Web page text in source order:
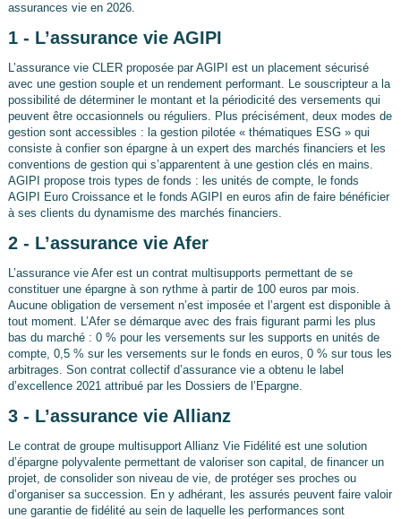
assurances vie en 2026.
1 - L’assurance vie AGIPI
L’assurance vie CLER proposée par AGIPI est un placement sécurisé
avec une gestion souple et un rendement performant. Le souscripteur a la
possibilité de déterminer le montant et la périodicité des versements qui
peuvent être occasionnels ou réguliers. Plus précisément, deux modes de
gestion sont accessibles : la gestion pilotée « thématiques ESG » qui
consiste à confier son épargne à un expert des marchés financiers et les
conventions de gestion qui s’apparentent à une gestion clés en mains.
AGIPI propose trois types de fonds : les unités de compte, le fonds
AGIPI Euro Croissance et le fonds AGIPI en euros afin de faire bénéficier
à ses clients du dynamisme des marchés financiers.
2 - L’assurance vie Afer
L’assurance vie Afer est un contrat multisupports permettant de se
constituer une épargne à son rythme à partir de 100 euros par mois.
Aucune obligation de versement n’est imposée et l’argent est disponible à
tout moment. L’Afer se démarque avec des frais figurant parmi les plus
bas du marché : 0 % pour les versements sur les supports en unités de
compte, 0,5 % sur les versements sur le fonds en euros, 0 % sur tous les
arbitrages. Son contrat collectif d’assurance vie a obtenu le label
d’excellence 2021 attribué par les Dossiers de l’Epargne.
3 - L’assurance vie Allianz
Le contrat de groupe multisupport Allianz Vie Fidélité est une solution
d’épargne polyvalente permettant de valoriser son capital, de financer un
projet, de consolider son niveau de vie, de protéger ses proches ou
d’organiser sa succession. En y adhérant, les assurés peuvent faire valoir
une garantie de fidélité au sein de laquelle les performances sont